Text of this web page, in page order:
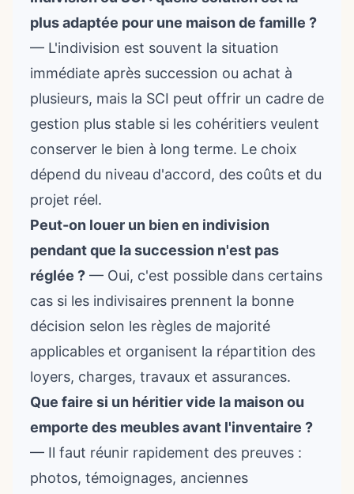
plus adaptée pour une maison de famille ?
— L'indivision est souvent la situation
immédiate après succession ou achat à
plusieurs, mais la SCI peut offrir un cadre de
gestion plus stable si les cohéritiers veulent
conserver le bien à long terme. Le choix
dépend du niveau d'accord, des coûts et du
projet réel.
Peut-on louer un bien en indivision
pendant que la succession n'est pas
réglée ? — Oui, c'est possible dans certains
cas si les indivisaires prennent la bonne
décision selon les règles de majorité
applicables et organisent la répartition des
loyers, charges, travaux et assurances.
Que faire si un héritier vide la maison ou
emporte des meubles avant l'inventaire ?
— Il faut réunir rapidement des preuves :
photos, témoignages, anciennes